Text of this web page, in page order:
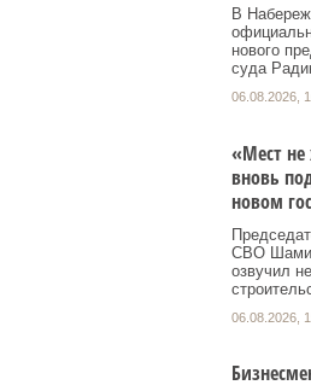
В
нового
суда
06.08.2026,
«Мест не
вновь
новом
СВО
озвучил
06.08.2026,